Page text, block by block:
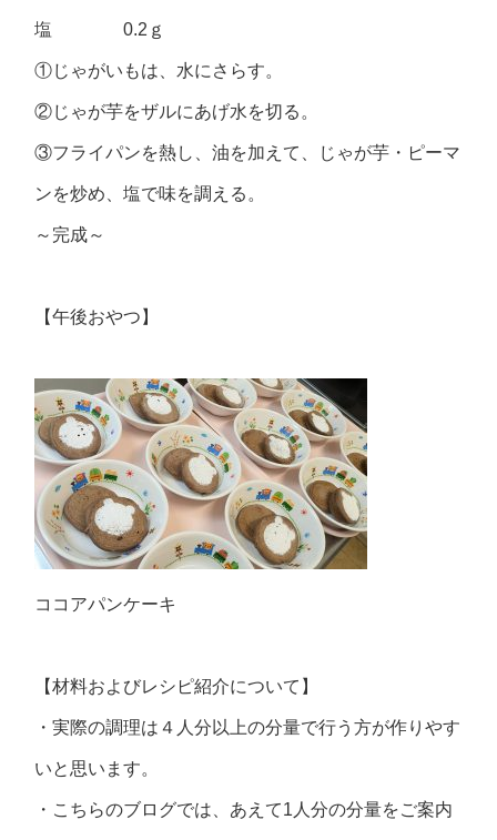
塩 0.2ｇ
①じゃがいもは、水にさらす。
②じゃが芋をザルにあげ水を切る。
③フライパンを熱し、油を加えて、じゃが芋・ピーマ
ンを炒め、塩で味を調える。
～完成～
【午後おやつ】
ココアパンケーキ
【材料およびレシピ紹介について】
・実際の調理は４人分以上の分量で行う方が作りやす
いと思います。
・こちらのブログでは、あえて1人分の分量をご案内